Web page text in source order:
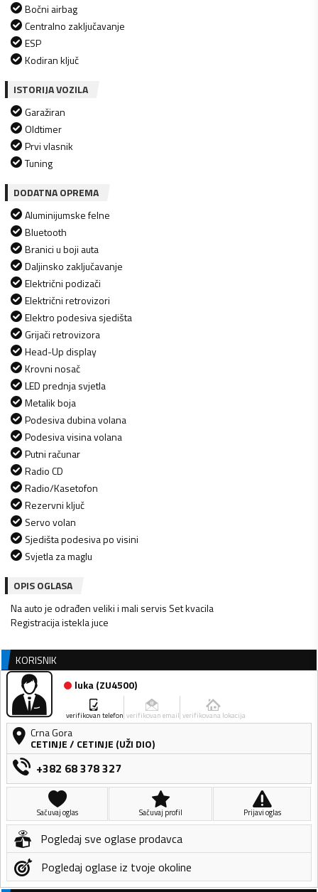
Bočni airbag
Centralno zaključavanje
ESP
Kodiran ključ
ISTORIJA VOZILA
Garažiran
Oldtimer
Prvi vlasnik
Tuning
DODATNA OPREMA
Aluminijumske felne
Bluetooth
Branici u boji auta
Daljinsko zaključavanje
Električni podizači
Električni retrovizori
Elektro podesiva sjedišta
Grijači retrovizora
Head-Up display
Krovni nosač
LED prednja svjetla
Metalik boja
Podesiva dubina volana
Podesiva visina volana
Putni računar
Radio CD
Radio/Kasetofon
Rezervni ključ
Servo volan
Sjedišta podesiva po visini
Svjetla za maglu
OPIS OGLASA
Na auto je odrađen veliki i mali servis Set kvacila
Registracija istekla juce
KORISNIK
luka(ZU4500)
verifikovan telefon verifikovan email verifikovana lokacija
Crna Gora
CETINJE/ CETINJE (UŽI DIO)
+382 68 378 327
Sačuvaj oglas Sačuvaj profil Prijavi oglas
Pogledaj sve oglase prodavca
Pogledaj oglase iz tvoje okoline